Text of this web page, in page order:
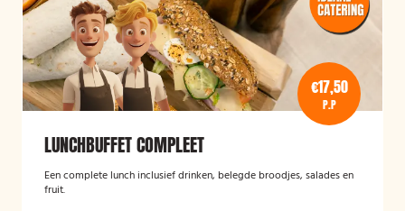
€17,50
P.P
LUNCHBUFFET COMPLEET
Een complete lunch inclusief drinken, belegde broodjes, salades en
fruit.